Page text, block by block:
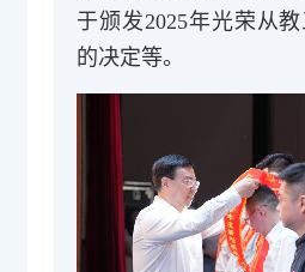
于颁发2025年光荣从
的决定等。